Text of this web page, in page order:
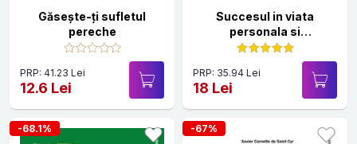
Găsește-ți sufletul
pereche
PRP: 41.23 Lei
12.6 Lei
Succesul in viata
personala si
profesionala
PRP: 35.94 Lei
18 Lei
-68.1% -67%